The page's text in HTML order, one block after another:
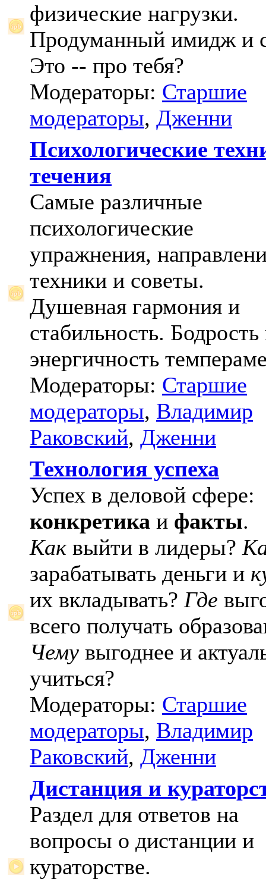
физические нагрузки.
Продуманный имидж и
Это -- про тебя?
Модераторы: Старшие
модераторы, Дженни
Психологические
течения
Самые различные
психологические
упражнения,
техники и советы.
Душевная гармония и
стабильность. Бодрость
энергичность
Модераторы: Старшие
модераторы, Владимир
Раковский, Дженни
Технология успеха
Успех в деловой сфере:
конкретика и факты.
Как выйти в лидеры?
зарабатывать деньги и
их вкладывать? Где
всего получать
Чему выгоднее и
учиться?
Модераторы: Старшие
модераторы, Владимир
Раковский, Дженни
Дистанция и
Раздел для ответов на
вопросы о дистанции и
кураторстве.